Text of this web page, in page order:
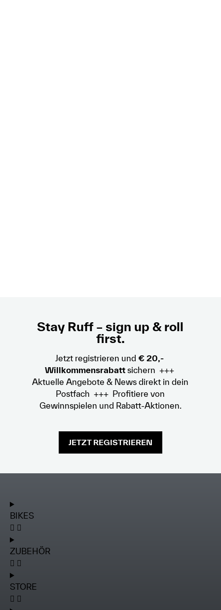
Stay Ruff – sign up & roll
first.
Jetzt registrieren und € 20,-
Willkommensrabattsichern +++
Aktuelle Angebote & News direkt in dein
Postfach +++ Profitiere von
Gewinnspielen und Rabatt-Aktionen.
JETZT REGISTRIEREN
BIKES
ZUBEHÖR
STORE